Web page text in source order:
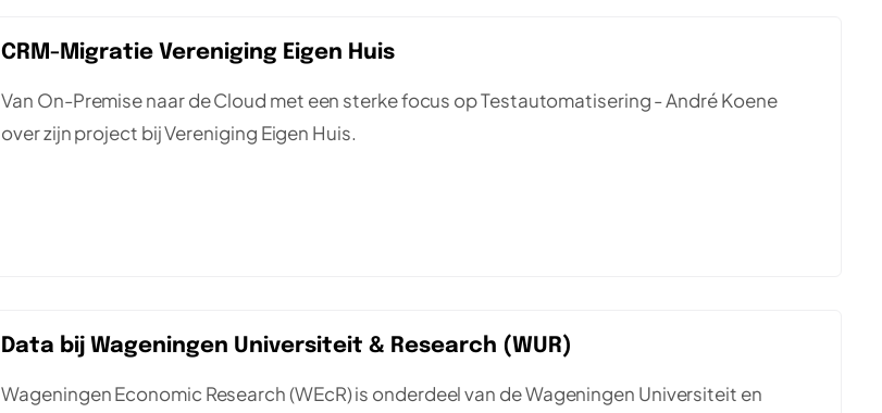
CRM-Migratie Vereniging Eigen Huis
Van On-Premise naar de Cloud met een sterke focus op Testautomatisering - André Koene
over zijn project bij Vereniging Eigen Huis.
Data bij Wageningen Universiteit & Research (WUR)
Wageningen Economic Research (WEcR) is onderdeel van de Wageningen Universiteit en